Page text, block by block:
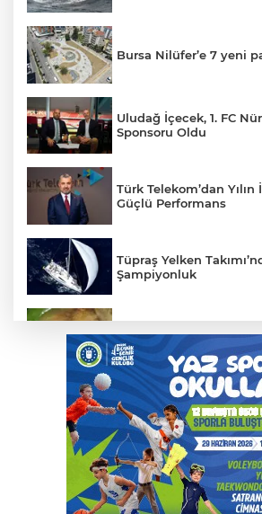
Bursa Nilüfer’e 7 yeni
Uludağ İçecek, 1. FC
Sponsoru Oldu
Türk Telekom’dan Yılın
Güçlü Performans
Tüpraş Yelken
Şampiyonluk
Mudanya'da zeytin
Cumhurbaşkanı
Arabistan yolcusu
405 Günde Geliştirilen
Audi Nuvolari